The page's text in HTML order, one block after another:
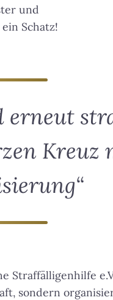
und
Schatz!
Kreuz
Straffälligenhilfe
sondern